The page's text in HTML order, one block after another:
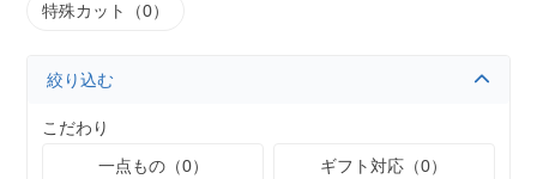
特殊カット（0）
絞り込む
こだわり
一点もの（0）
ギフト対応（0）